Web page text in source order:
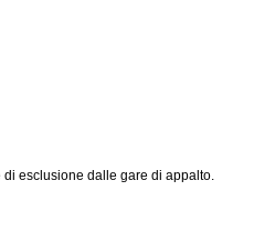
esclusione dalle gare di appalto.